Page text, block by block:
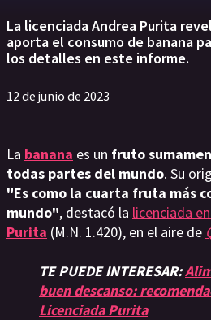
La licenciada Andrea Purita
aporta el consumo de banana
los detalles en este informe.
12 de junio de 2023
La banana es un fruto
todas partes del mundo. Su
"Es como la cuarta fruta más
mundo", destacó la licenciada
Purita (M.N. 1.420), en el aire de
TE PUEDE INTERESAR:
buen descanso:
Licenciada Purita